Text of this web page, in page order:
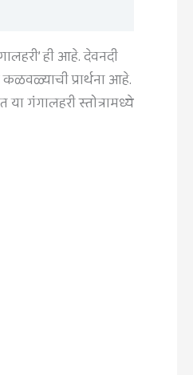
ही आहे. देवनदी
कळवळ्याची प्रार्थना आहे.
या गंगालहरी स्तोत्रामध्ये